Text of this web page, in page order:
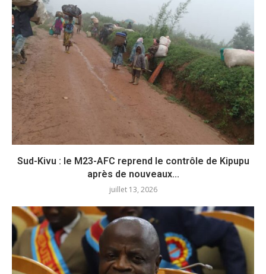
Sud-Kivu : le M23-AFC reprend le contrôle de Kipupu
après de nouveaux...
juillet 13, 2026